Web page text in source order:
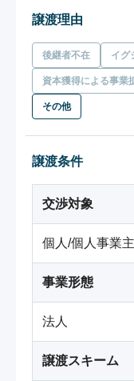
譲渡理由
後継者不在 イグ
資本獲得による事業
その他
譲渡条件
交渉対象
個人/個人事業
事業形態
法人
譲渡スキーム